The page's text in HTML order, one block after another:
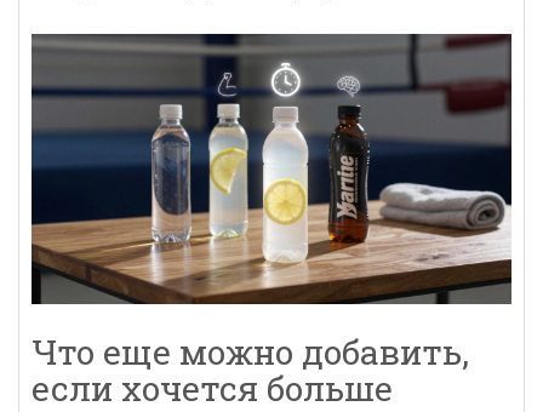
Что еще можно добавить,
если хочется больше